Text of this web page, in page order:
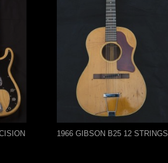
1966 GIBSON B25 12 STRINGS